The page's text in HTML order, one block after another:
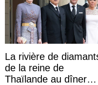
La rivière de
de la reine de
Thaïlande au dîner